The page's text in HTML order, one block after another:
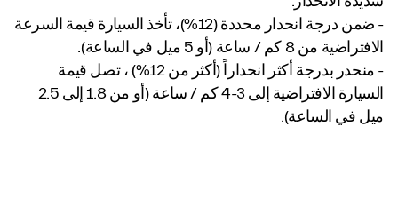
- ضمن درجة انحدار محددة (12%)، تأخذ السيارة قيمة السرعة
الافتراضية من 8 كم / ساعة (أو 5 ميل في الساعة).
- منحدر بدرجة أكثر انحداراً (أكثر من 12%) ، تصل قيمة
السيارة الافتراضية إلى 3-4 كم / ساعة (أو من 1.8 إلى 2.5
ميل في الساعة).